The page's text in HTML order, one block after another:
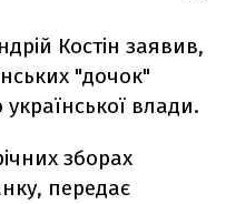
Костін заявив,
"дочок"
влади.
зборах
передає